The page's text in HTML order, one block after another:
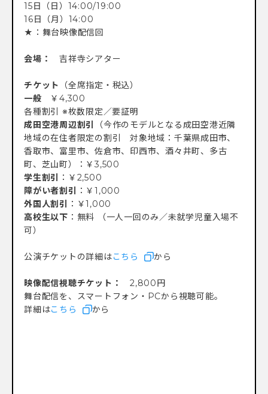
15日（日）14:00/19:00
16日（月）14:00
★：舞台映像配信回
会場： 吉祥寺シアター
チケット
（全席指定・税込）
一般 ￥4,300
各種割引 ※枚数限定／要証明
成田空港周辺割引
（今作のモデルとなる成田空港近隣
地域の在住者限定の割引 対象地域：千葉県成田市、
香取市、富里市、佐倉市、印西市、酒々井町、多古
町、芝山町）：￥3,500
学生割引
：￥2,500
障がい者割引
：￥1,000
外国人割引
：￥1,000
高校生以下 ：無料 （一人一回のみ／未就学児童入場不
可）
公演チケットの詳細はこちら から
映像配信視聴チケット： 2,800円
舞台配信を、スマートフォン・PCから視聴可能。
詳細はこちら から